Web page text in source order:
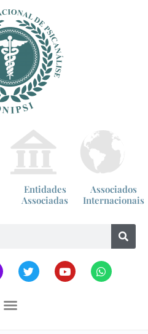
Entidades
Associadas
Associados
Internacionais